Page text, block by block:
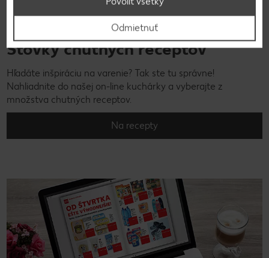
Stovky chutných receptov
Hľadáte inšpiráciu na varenie? Tak ste tu správne!
Nahliadnite do našej on-line kuchárky a vyberajte z
množstva chutných receptov.
Na recepty
Odmietnuť